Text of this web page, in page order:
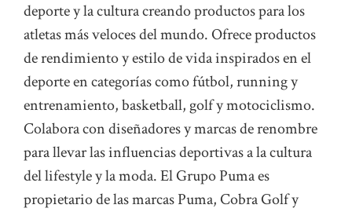
deporte y la cultura creando productos para los
atletas más veloces del mundo. Ofrece productos
de rendimiento y estilo de vida inspirados en el
deporte en categorías como fútbol, running y
entrenamiento, basketball, golf y motociclismo.
Colabora con diseñadores y marcas de renombre
para llevar las influencias deportivas a la cultura
del lifestyle y la moda. El Grupo Puma es
propietario de las marcas Puma, Cobra Golf y